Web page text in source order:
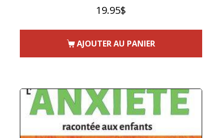
19.95$
AJOUTER AU PANIER